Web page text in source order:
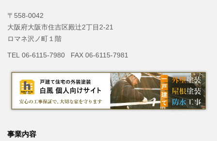
〒558-0042
大阪府大阪市住吉区殿辻2丁目2-21
ロマネ沢ノ町１階
TEL 06-6115-7980 FAX 06-6115-7981
事業内容